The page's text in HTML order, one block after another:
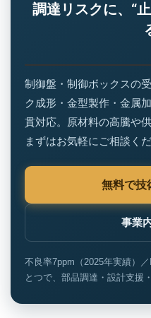
調達リスクに、“
制御盤・制御ボックスの
ク成形・金型製作・金属
貫対応。原材料の高騰や
まずはお気軽にご相談くだ
無料で技
事業
不良率7ppm（2025年実績）
とつで、部品調達・設計支援